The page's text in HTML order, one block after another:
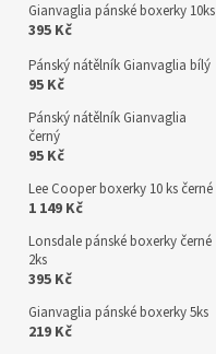
Gianvaglia pánské boxerky 10ks
395 Kč
Pánský nátělník Gianvaglia bílý
95 Kč
Pánský nátělník Gianvaglia
černý
95 Kč
Lee Cooper boxerky 10 ks černé
1 149 Kč
Lonsdale pánské boxerky černé
2ks
395 Kč
Gianvaglia pánské boxerky 5ks
219 Kč